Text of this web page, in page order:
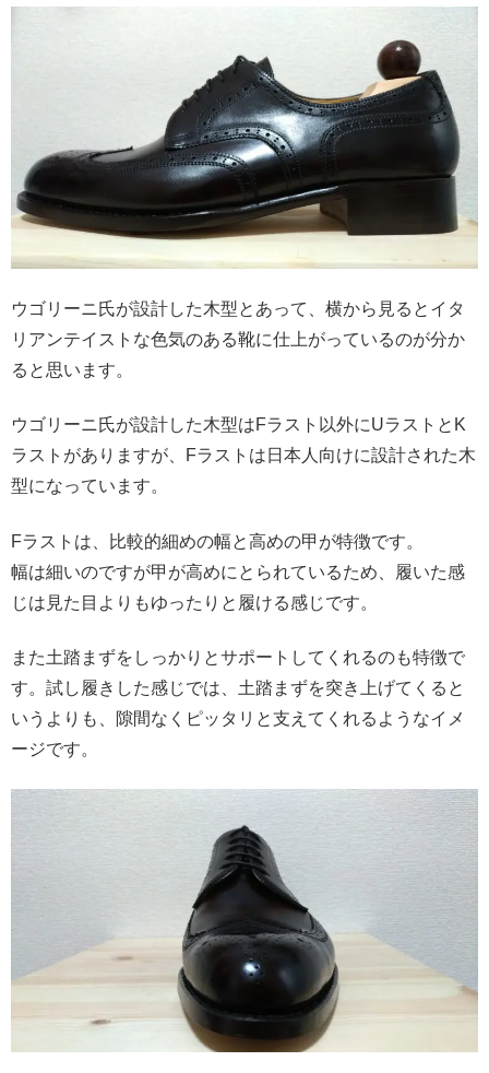
ウゴリーニ氏が設計した木型とあって、横から見るとイタ
リアンテイストな色気のある靴に仕上がっているのが分か
ると思います。
ウゴリーニ氏が設計した木型はFラスト以外にUラストとK
ラストがありますが、Fラストは日本人向けに設計された木
型になっています。
Fラストは、比較的細めの幅と高めの甲が特徴です。
幅は細いのですが甲が高めにとられているため、履いた感
じは見た目よりもゆったりと履ける感じです。
また土踏まずをしっかりとサポートしてくれるのも特徴で
す。試し履きした感じでは、土踏まずを突き上げてくると
いうよりも、隙間なくピッタリと支えてくれるようなイメ
ージです。